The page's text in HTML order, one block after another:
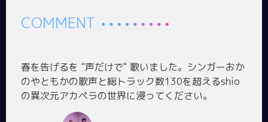
COMMENT
春を告げるを "声だけで" 歌いました。シンガーおか
のやともかの歌声と総トラック数130を超えるshio